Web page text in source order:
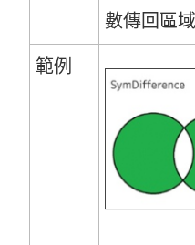
數傳回區
範例